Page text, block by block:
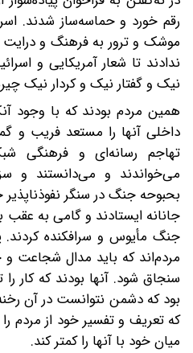
رقم خورد و حماسه‌ساز شدند.
موشک و ترور به فرهنگ و درایت
ندادند تا شعار آمریکایی و
نیک و گفتار نیک و کردار نیک
همین مردم بودند که با وجود
داخلی آنها را مستعد فریب و
تهاجم رسانه‌ای و فرهنگی
می‌خواندند و می‌دانستند و
بحبوحه جنگ در سنگر
جانانه ایستادند و گامی به عقب
جنگ مأیوس و سرافکنده
مردم‌اند که باید مدال شجاعت
سنجاق شود. آنها بودند که کار
بود که دشمن نتوانست در آن
که تعریف و تفسیر خود از مردم
میان خود با آنها را کمتر کند.